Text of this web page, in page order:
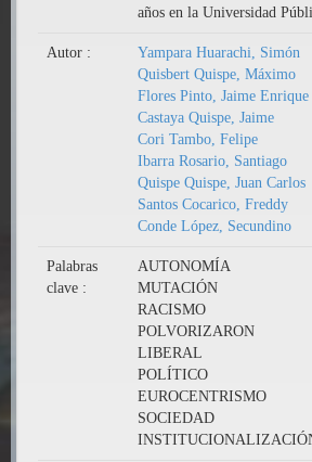
años en la Universidad
Autor :
Yampara Huarachi, Simón
Quisbert Quispe, Máximo
Flores Pinto, Jaime Enrique
Castaya Quispe, Jaime
Cori Tambo, Felipe
Ibarra Rosario, Santiago
Quispe Quispe, Juan Carlos
Santos Cocarico, Freddy
Conde López, Secundino
Palabras
clave :
AUTONOMÍA
MUTACIÓN
RACISMO
POLVORIZARON
LIBERAL
POLÍTICO
EUROCENTRISMO
SOCIEDAD